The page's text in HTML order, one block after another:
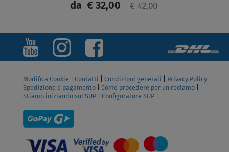
da € 32,00 € 42,00
SCHERMO
Modifica Cookie Contatti Condizioni generali Privacy Policy
Spedizione e pagamento
Come procedere per un reclamo
Stiamo iniziando sul SUP
Configuratore SUP